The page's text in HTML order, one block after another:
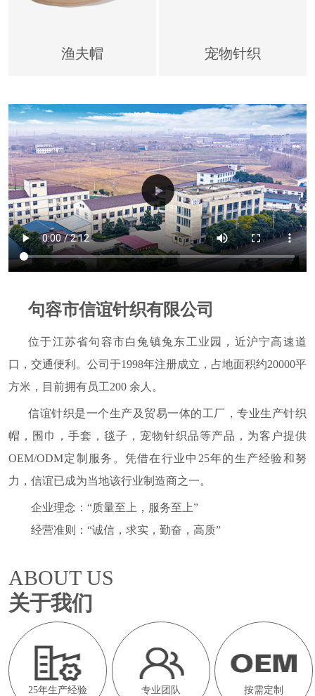
渔夫帽 宠物针织
句容市信谊针织有限公司
位于江苏省句容市白兔镇兔东工业园，近沪宁高速道
口，交通便利。公司于1998年注册成立，占地面积约20000平
方米，目前拥有员工200 余人。
信谊针织是一个生产及贸易一体的工厂，专业生产针织
帽，围巾，手套，毯子，宠物针织品等产品，为客户提供
OEM/ODM定制服务。凭借在行业中25年的生产经验和努
力，信谊已成为当地该行业制造商之一。
企业理念：“质量至上，服务至上”
经营准则：“诚信，求实，勤奋，高质”
ABOUT US
关于我们
25年生产经验 专业团队 按需定制